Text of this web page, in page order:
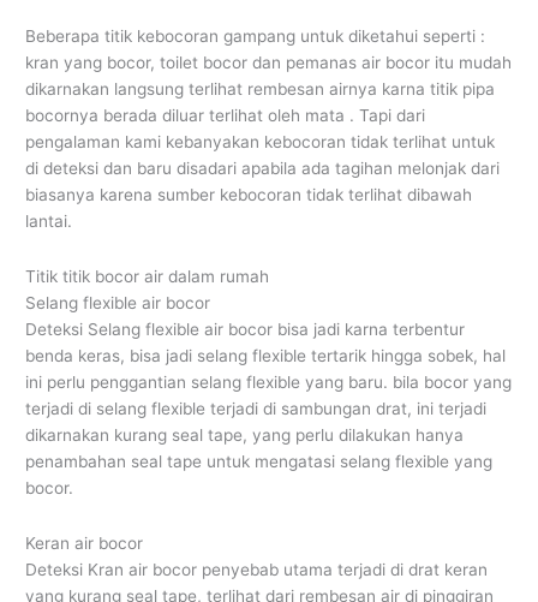
Beberapa titik kebocoran gampang untuk diketahui seperti :
kran yang bocor, toilet bocor dan pemanas air bocor itu mudah
dikarnakan langsung terlihat rembesan airnya karna titik pipa
bocornya berada diluar terlihat oleh mata . Tapi dari
pengalaman kami kebanyakan kebocoran tidak terlihat untuk
di deteksi dan baru disadari apabila ada tagihan melonjak dari
biasanya karena sumber kebocoran tidak terlihat dibawah
lantai.
Titik titik bocor air dalam rumah
Selang flexible air bocor
Deteksi Selang flexible air bocor bisa jadi karna terbentur
benda keras, bisa jadi selang flexible tertarik hingga sobek, hal
ini perlu penggantian selang flexible yang baru. bila bocor yang
terjadi di selang flexible terjadi di sambungan drat, ini terjadi
dikarnakan kurang seal tape, yang perlu dilakukan hanya
penambahan seal tape untuk mengatasi selang flexible yang
bocor.
Keran air bocor
Deteksi Kran air bocor penyebab utama terjadi di drat keran
yang kurang seal tape, terlihat dari rembesan air di pinggiran